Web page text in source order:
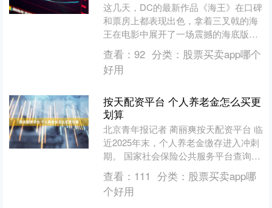
这几天，DC的最新作品《海王》在口碑
和票房上都表现出色，拿着三叉戟的海
王在电影中展开了一场震撼的海底版世
界大战，让观众大呼过瘾。值得一提的
是，海王所使用的三叉戟....
查看： 92 分类： 股票买卖app哪个
好用
按天配资平台 个人养老金怎么买更
划算
北京青年报记者 蔺丽爽按天配资平台 临
近2025年末，个人养老金缴存进入冲刺
期。 国家社会保险公共服务平台查询的
数据显示，截至12月15日，个人养老金
产品目录已....
查看： 111 分类： 股票买卖app哪
个好用